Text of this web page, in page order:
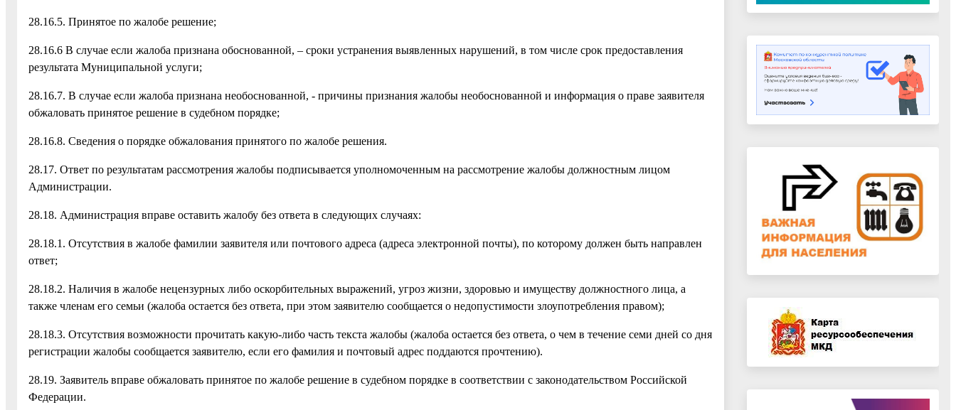
28.16.5. Принятое по жалобе решение;
28.16.6 В случае если жалоба признана обоснованной, – сроки устранения выявленных нарушений, в том числе срок предоставления
результата Муниципальной услуги;
28.16.7. В случае если жалоба признана необоснованной, - причины признания жалобы необоснованной и информация о праве заявителя
обжаловать принятое решение в судебном порядке;
28.16.8. Сведения о порядке обжалования принятого по жалобе решения.
28.17. Ответ по результатам рассмотрения жалобы подписывается уполномоченным на рассмотрение жалобы должностным лицом
Администрации.
28.18. Администрация вправе оставить жалобу без ответа в следующих случаях:
28.18.1. Отсутствия в жалобе фамилии заявителя или почтового адреса (адреса электронной почты), по которому должен быть направлен
ответ;
28.18.2. Наличия в жалобе нецензурных либо оскорбительных выражений, угроз жизни, здоровью и имуществу должностного лица, а
также членам его семьи (жалоба остается без ответа, при этом заявителю сообщается о недопустимости злоупотребления правом);
28.18.3. Отсутствия возможности прочитать какую-либо часть текста жалобы (жалоба остается без ответа, о чем в течение семи дней со дня
регистрации жалобы сообщается заявителю, если его фамилия и почтовый адрес поддаются прочтению).
28.19. Заявитель вправе обжаловать принятое по жалобе решение в судебном порядке в соответствии с законодательством Российской
Федерации.